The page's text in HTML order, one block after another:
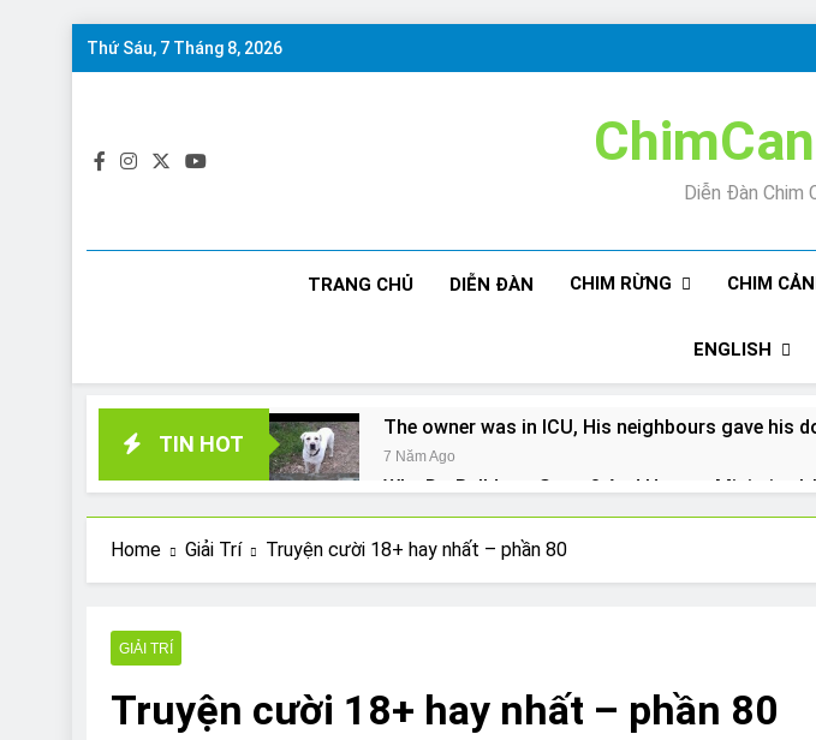
Skip
Thứ Sáu, 7 Tháng 8, 2026
Diễn Đàn Chim
TRANG CHỦ DIỄN ĐÀN CHIM RỪNG CHIM
ENGLISH
TIN HOT
The owner was in ICU, His neighbours gave his
7 Năm Ago
Why Do Bulldogs Snore? And How to Minimize It!
7 Năm Ago
Are Bulldogs Lazy? Not as much as you think and
7 Năm Ago
Can Bulldogs Play Fetch? And How to Train
Home Giải Trí Truyện cười 18+ hay nhất – phần 80
GIẢI TRÍ
Truyện cười 18+ hay nhất – phần 80